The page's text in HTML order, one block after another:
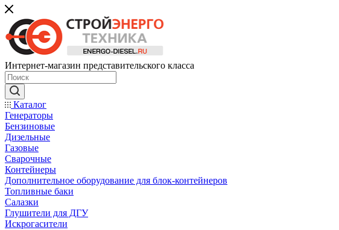
Интернет-магазин представительского класса
Каталог
Генераторы
Бензиновые
Дизельные
Газовые
Сварочные
Контейнеры
Дополнительное оборудование для блок-контейнеров
Топливные баки
Салазки
Глушители для ДГУ
Искрогасители